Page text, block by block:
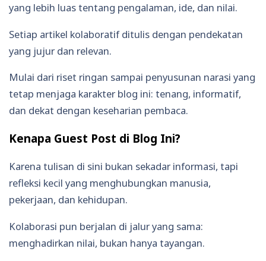
yang lebih luas tentang pengalaman, ide, dan nilai.
Setiap artikel kolaboratif ditulis dengan pendekatan
yang jujur dan relevan.
Mulai dari riset ringan sampai penyusunan narasi yang
tetap menjaga karakter blog ini: tenang, informatif,
dan dekat dengan keseharian pembaca.
Kenapa Guest Post di Blog Ini?
Karena tulisan di sini bukan sekadar informasi, tapi
refleksi kecil yang menghubungkan manusia,
pekerjaan, dan kehidupan.
Kolaborasi pun berjalan di jalur yang sama:
menghadirkan nilai, bukan hanya tayangan.